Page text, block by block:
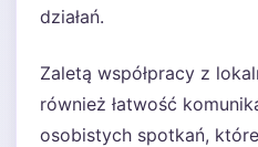
działań.
Zaletą współpracy z
również łatwość
osobistych spotkań,